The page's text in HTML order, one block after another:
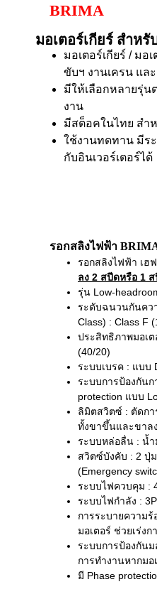
BRIMA
มอเตอร์เกียร์ สำหรั
มอเตอร์เกียร์ / ม
ขับฯ งานเครน แล
มีให้เลือกหลายรุ่น
งาน
มีสต็อคในไทย สำ
ใช้งานทดทาน มีร
กับอินเวอร์เตอร์ได้
รอกสลิงไฟฟ้า
รอกสลิงไฟฟ้า เฮ
ลง 2 สปีดหรือ 1
รุ่น Low-
ระดับฉนวนกันคว
Class) : Class F
ประสิทธิภาพมอเต
(40/20)
ระบบเบรค : แบบ
ระบบการป้องกันก
protection แบบ
ลิมิตสวิตซ์ : ตัดกา
ทั้งขาขึ้นและขาลง
ระบบหล่อลื่น : น้ำ
สวิตซ์บังคับ : 2 ปุ่
(Emergency
ระบบไฟควบคุม :
ระบบไฟกำลัง :
การระบายความ
มอเตอร์ ช่วยเร่ง
ระบบการป้องกันม
การทำงานหากม
มี Phase